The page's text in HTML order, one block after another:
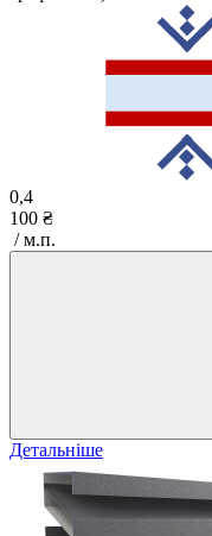
0,4
100 ₴
/ м.п.
Детальніше